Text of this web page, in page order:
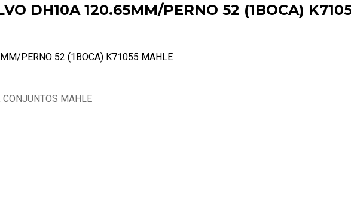
DH10A 120.65MM/PERNO 52 (1BOCA)
PERNO 52 (1BOCA) K71055 MAHLE
CONJUNTOS MAHLE